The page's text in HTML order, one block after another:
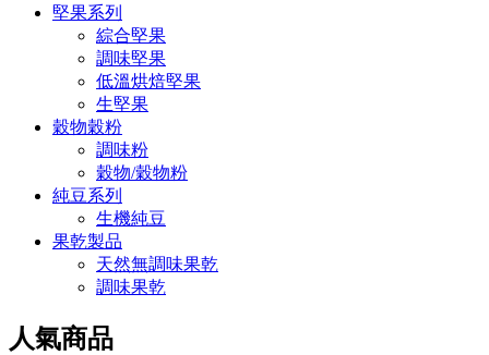
堅果系列
綜合堅果
調味堅果
低溫烘焙堅果
生堅果
穀物穀粉
調味粉
穀物/穀物粉
純豆系列
生機純豆
果乾製品
天然無調味果乾
調味果乾
人氣商品